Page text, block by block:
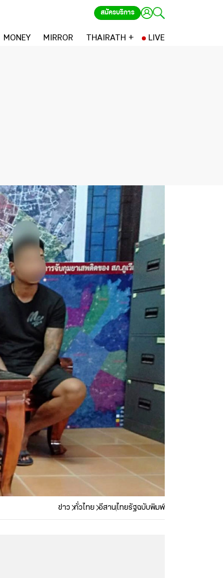
สมัครบริการ
MONEY MIRROR THAIRATH + LIVE
ข่าว ทั่วไทย อีสานไทยรัฐฉบับพิมพ์